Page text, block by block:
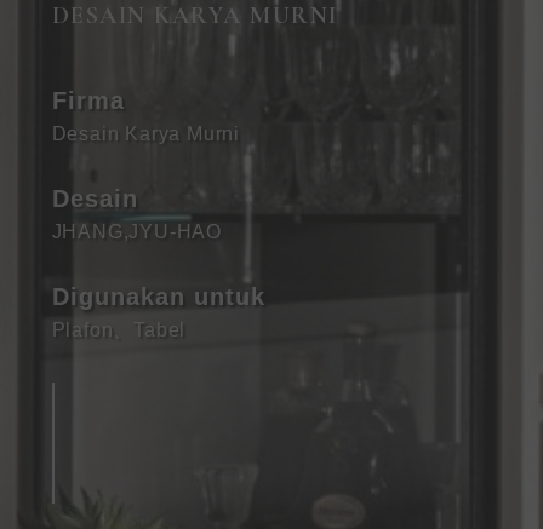
DESAIN KARYA MURNI
Firma
Desain Karya Murni
Desain
JHANG,JYU-HAO
Digunakan untuk
Plafon Tabel